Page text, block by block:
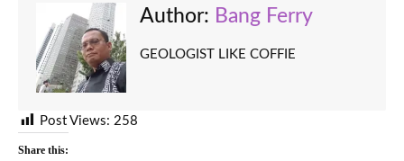
Author: Bang Ferry
GEOLOGIST LIKE COFFIE
Post Views: 258
Share this: